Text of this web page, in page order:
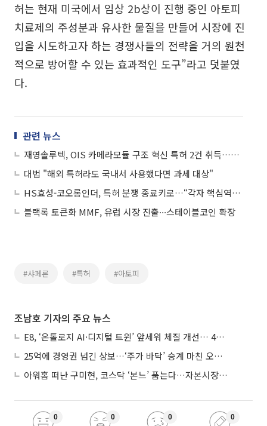
허는 현재 미국에서 임상 2b상이 진행 중인 아토피
치료제의 주성분과 유사한 물질을 만들어 시장에 진
입을 시도하고자 하는 경쟁사들의 전략을 거의 원천
적으로 방어할 수 있는 효과적인 도구”라고 덧붙였
다.
관련 뉴스
재영솔루텍, OIS 카메라모듈 구조 혁신 특허 2건 취득…“정밀 액추에이터 기술 경쟁력 강화”
대법 "해외 특허라도 국내서 사용했다면 과세 대상"
HS효성-코오롱인더, 특허 분쟁 종료키로…“각자 핵심역량에 집중”
블랙록 토큰화 MMF, 유럽 시장 진출∙∙∙스테이블코인 확장
#샤페론 #특허 #아토피
조남호 기자의 주요 뉴스
E8, ‘온톨로지 AI·디지털 트윈’ 앞세워 체질 개선… 4분기 흑자전환 총력
25억에 경영권 넘긴 상보…‘주가 바닥’ 승계 마친 오너 2세, 주가 부양 나설까
아워홈 떠난 구미현, 코스닥 ‘본느’ 품는다…자본시장 전면 등판
0 0 0 0